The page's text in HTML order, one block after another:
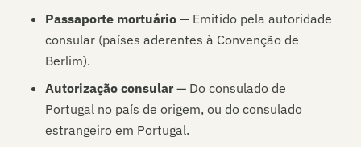
Passaporte mortuário — Emitido pela autoridade
consular (países aderentes à Convenção de
Berlim).
Autorização consular — Do consulado de
Portugal no país de origem, ou do consulado
estrangeiro em Portugal.